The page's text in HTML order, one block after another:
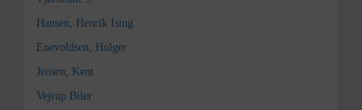
Hansen, Henrik Ising
Enevoldsen, Holger
Jensen, Kent
Vejrup Biler